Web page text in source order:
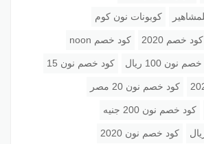
كوبونات نون كوم
كود خصم 2020 كود خصم noon
نون 100 ريال كود خصم نون 15
كود خصم نون 20 مصر
كود خصم نون 200 جنيه
كود خصم نون 2020